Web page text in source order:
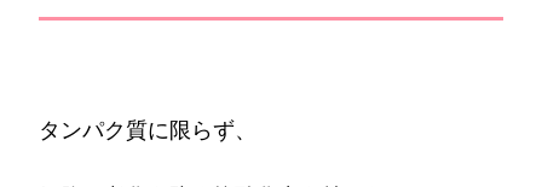
タンパク質に限らず、